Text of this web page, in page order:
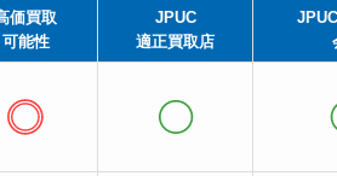
価買取
可能性
JPUC
適正買取店